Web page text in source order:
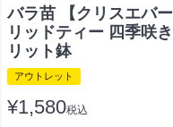
バラ苗 【クリスエバ
リッドティー 四季咲
リット鉢
アウトレット
¥1,580税込